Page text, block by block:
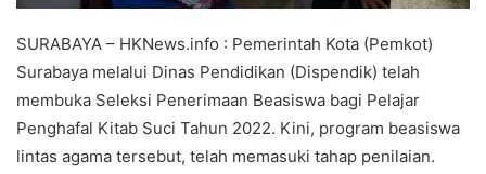
SURABAYA – HKNews.info : Pemerintah Kota (Pemkot)
Surabaya melalui Dinas Pendidikan (Dispendik) telah
membuka Seleksi Penerimaan Beasiswa bagi Pelajar
Penghafal Kitab Suci Tahun 2022. Kini, program beasiswa
lintas agama tersebut, telah memasuki tahap penilaian.